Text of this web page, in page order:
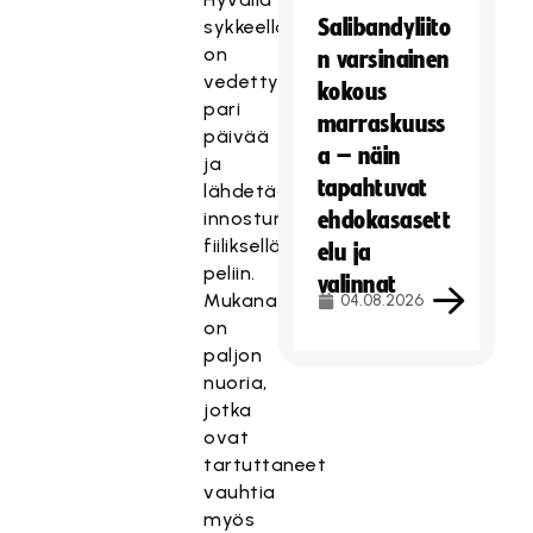
sykkeellä
on
vedetty
pari
päivää
ja
lähdetään
innostuneella
fiiliksellä
peliin.
Mukana
on
paljon
nuoria,
jotka
ovat
tartuttaneet
vauhtia
myös
Salibandyliito
n varsinainen
kokous
marraskuuss
a – näin
tapahtuvat
ehdokasasett
elu ja
valinnat
04.08.2026